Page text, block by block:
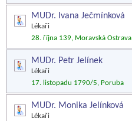
MUDr. Ivana Ječmínková
Lékaři
28. října 139, Moravská Ostrava
MUDr. Petr Jelínek
Lékaři
17. listopadu 1790/5, Poruba
MUDr. Monika Jelínková
Lékaři